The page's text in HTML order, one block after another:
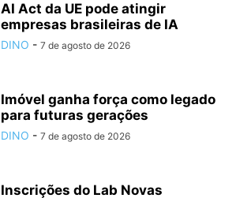
AI Act da UE pode atingir
empresas brasileiras de IA
DINO - 7 de agosto de 2026
Imóvel ganha força como legado
para futuras gerações
DINO - 7 de agosto de 2026
Inscrições do Lab Novas